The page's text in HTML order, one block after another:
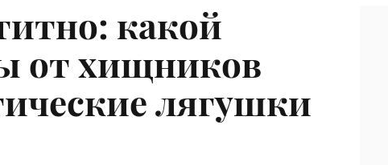
какой
от хищников
лягушки